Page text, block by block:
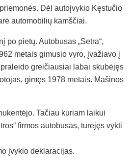
Dėl autoįvykio Kęstučio
automobilių kamščiai.
po pietų. Autobusas „Setra“,
metais gimusio vyro, įvažiavo į
greičiausiai labai skubėjęs
gimęs 1978 metais. Mašinos
Tačiau kuriam laikui
firmos autobusas, turėjęs vykti
įvykio deklaracijas.